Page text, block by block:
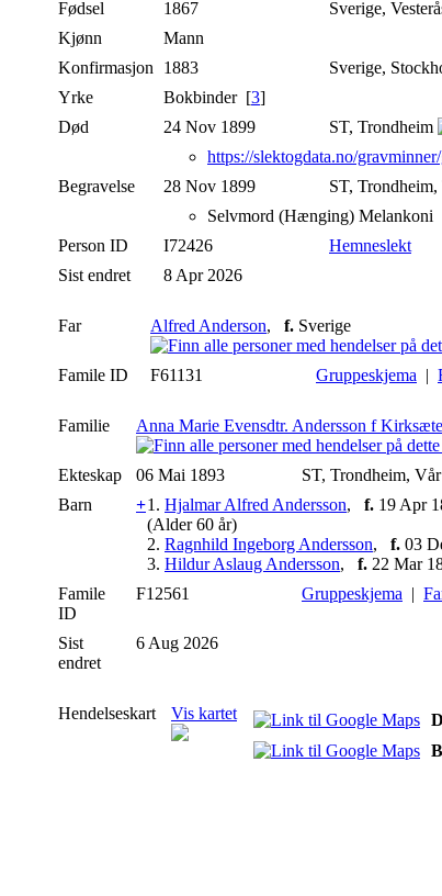
Fødsel 1867 Sverige,
Kjønn
Mann
Konfirmasjon 1883 Sverige,
Yrke
Bokbinder [3]
Død
24 Nov 1899 ST, Trondheim
https://slektogdata.no/
Begravelse
28 Nov 1899 ST,
Selvmord (Hænging) Melankoni
Person ID
I72426
Hemneslekt
Sist endret
8 Apr 2026
Far Alfred Anderson, f. Sverige
Famile ID F61131 Gruppeskjema |
Familie Anna Marie Evensdtr. Andersson f
Ekteskap
06 Mai 1893 ST, Trondheim,
Barn
+1. Hjalmar Alfred Andersson, f. 19 Apr
(Alder 60 år)
2. Ragnhild Ingeborg Andersson, f. 03
3. Hildur Aslaug Andersson, f. 22 Mar
Famile
ID
F12561 Gruppeskjema |
Sist
endret
6 Aug 2026
Hendelseskart Vis kartet